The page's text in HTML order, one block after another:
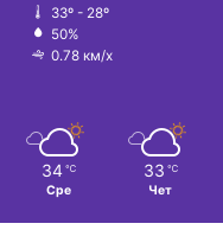
33º - 28º
50%
0.78 км/х
34 ℃
Сре
33 ℃
Чет